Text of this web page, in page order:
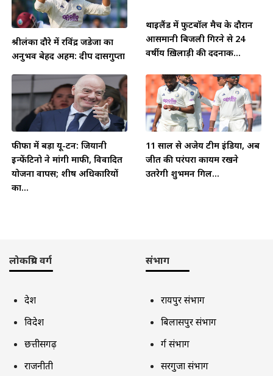
श्रीलंका दौरे में रविंद्र जडेजा का
अनुभव बेहद अहम: दीप दासगुप्ता
थाईलैंड में फुटबॉल मैच के दौरान
आसमानी बिजली गिरने से 24
वर्षीय ख़िलाड़ी की दर्दनाक...
फीफा में बड़ा यू-टर्न: जियानी
इन्फेंटिनो ने मांगी माफी, विवादित
योजना वापस; शीर्ष अधिकारियों
का...
11 साल से अजेय टीम इंडिया, अब
जीत की परंपरा कायम रखने
उतरेगी शुभमन गिल...
लोकप्रिय वर्ग
देश
विदेश
छत्तीसगढ़
राजनीती
संभाग
रायपुर संभाग
बिलासपुर संभाग
दुर्ग संभाग
सरगुजा संभाग